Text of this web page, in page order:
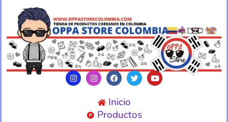
Inicio
Productos